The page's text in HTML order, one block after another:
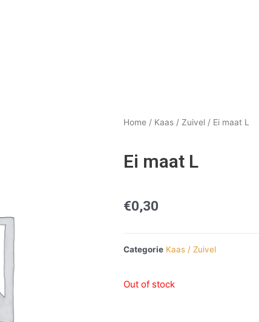
Home/ Kaas / Zuivel/ Ei maat L
Ei maat L
€0,30
Categorie Kaas / Zuivel
Out of stock